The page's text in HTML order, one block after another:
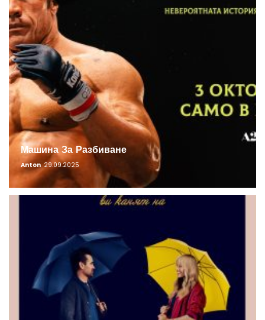
Машина За Разбиване
Anton 29.09.2025